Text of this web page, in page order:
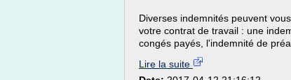
Diverses indemnités peuvent
votre contrat de travail : une
congés payés, l'indemnité de
Lire la suite